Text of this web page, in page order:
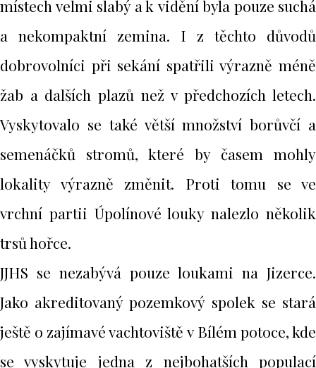
místech velmi slabý a k vidění byla pouze suchá
a nekompaktní zemina. I z těchto důvodů
dobrovolníci při sekání spatřili výrazně méně
žab a dalších plazů než v předchozích letech.
Vyskytovalo se také větší množství borůvčí a
semenáčků stromů, které by časem mohly
lokality výrazně změnit. Proti tomu se ve
vrchní partii Úpolínové louky nalezlo několik
trsů hořce.
JJHS se nezabývá pouze loukami na Jizerce.
Jako akreditovaný pozemkový spolek se stará
ještě o zajímavé vachtoviště v Bílém potoce, kde
se vyskytuje jedna z nejbohatších populací